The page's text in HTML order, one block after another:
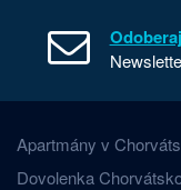
Apartmány v
Dovolenka